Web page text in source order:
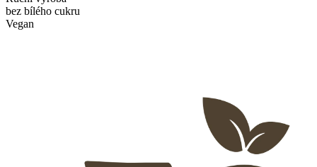
bez bílého cukru
Vegan